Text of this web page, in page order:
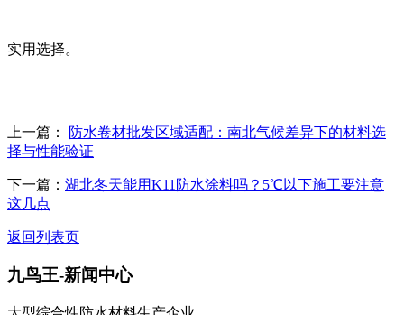
实用选择。
上一篇：
防水卷材批发区域适配：南北气候差异下的材料选
择与性能验证
下一篇： 湖北冬天能用K11防水涂料吗？5℃以下施工要注意
这几点
返回列表页
九鸟王-新闻中心